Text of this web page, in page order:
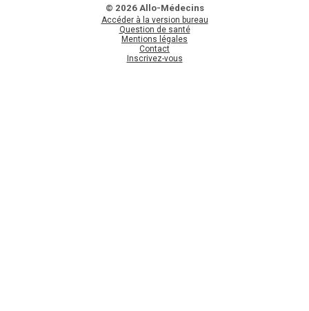
© 2026 Allo-Médecins
Accéder à la version bureau
Question de santé
Mentions légales
Contact
Inscrivez-vous